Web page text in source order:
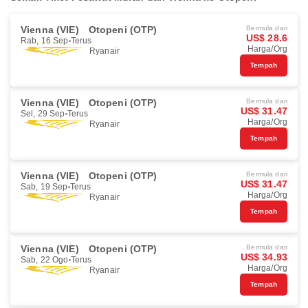
Vienna (VIE) Otopeni (OTP)
Rab, 16 Sep Terus
Ryanair
Bermula dari
US$ 28.6
Harga/Org
Tempah
Vienna (VIE) Otopeni (OTP)
Sel, 29 Sep Terus
Ryanair
Bermula dari
US$ 31.47
Harga/Org
Tempah
Vienna (VIE) Otopeni (OTP)
Sab, 19 Sep Terus
Ryanair
Bermula dari
US$ 31.47
Harga/Org
Tempah
Vienna (VIE) Otopeni (OTP)
Sab, 22 Ogo Terus
Ryanair
Bermula dari
US$ 34.93
Harga/Org
Tempah